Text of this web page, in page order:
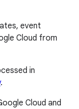
event
Cloud from
in
.
Cloud and